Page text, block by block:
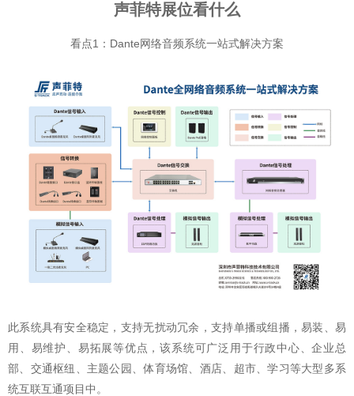
声菲特展位看什么
看点1：Dante网络音频系统一站式解决方案
此系统具有安全稳定，支持无扰动冗余，支持单播或组播，易装、易
用、易维护、易拓展等优点，该系统可广泛用于行政中心、企业总
部、交通枢纽、主题公园、体育场馆、酒店、超市、学习等大型多系
统互联互通项目中。